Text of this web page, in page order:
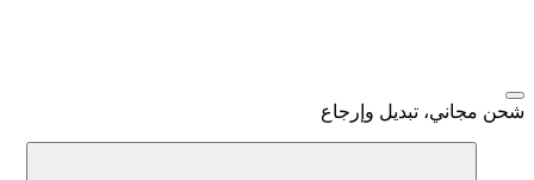
شحن مجاني، تبديل وإرجاع